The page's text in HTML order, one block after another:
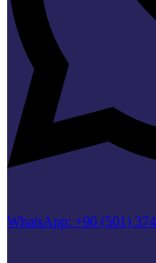
WhatsApp: +90 (501)